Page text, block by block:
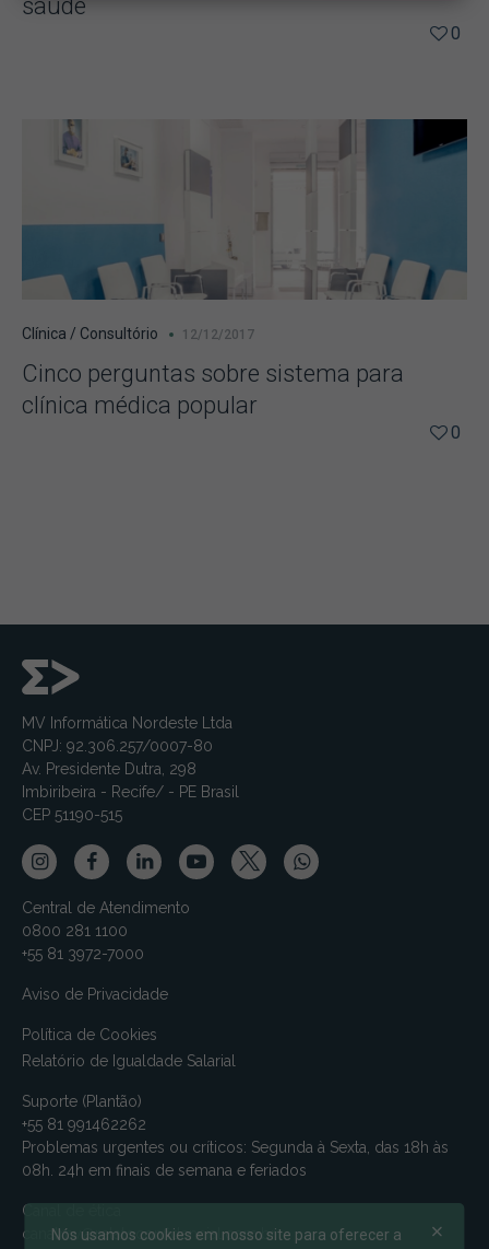
saúde
0
Clínica / Consultório 12/12/2017
Cinco perguntas sobre sistema para
clínica médica popular
0
MV Informática Nordeste Ltda
CNPJ: 92.306.257/0007-80
Av. Presidente Dutra, 298
Imbiribeira - Recife/ - PE Brasil
CEP 51190-515
Central de Atendimento
0800 281 1100
+55 81 3972-7000
Aviso de Privacidade
Política de Cookies
Relatório de Igualdade Salarial
Suporte (Plantão)
+55 81 991462262
Problemas urgentes ou críticos: Segunda à Sexta, das 18h às
08h. 24h em finais de semana e feriados
Canal de ética
canalmv@relatoconfidencial.com.br
Nós usamos cookies em nosso site para oferecer a